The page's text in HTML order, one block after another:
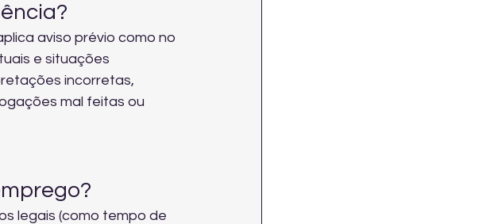
aviso prévio como no
e situações
incorretas,
mal feitas ou
legais (como tempo de